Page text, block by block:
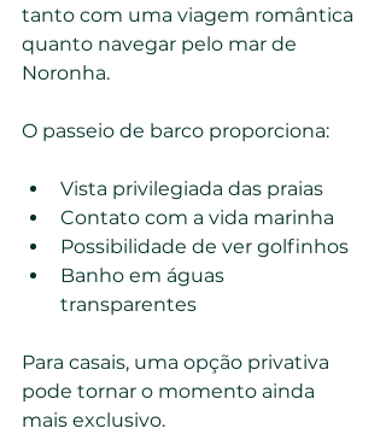
tanto com uma viagem romântica
quanto navegar pelo mar de
Noronha.
O passeio de barco proporciona:
Vista privilegiada das praias
Contato com a vida marinha
Possibilidade de ver golfinhos
Banho em águas
transparentes
Para casais, uma opção privativa
pode tornar o momento ainda
mais exclusivo.